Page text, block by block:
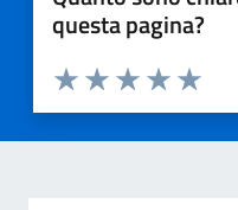
questa pagina?
Valuta
Valuta 4
Valuta 3 stelle
Valuta 2 stelle su 5
Valuta 1 stelle su 5